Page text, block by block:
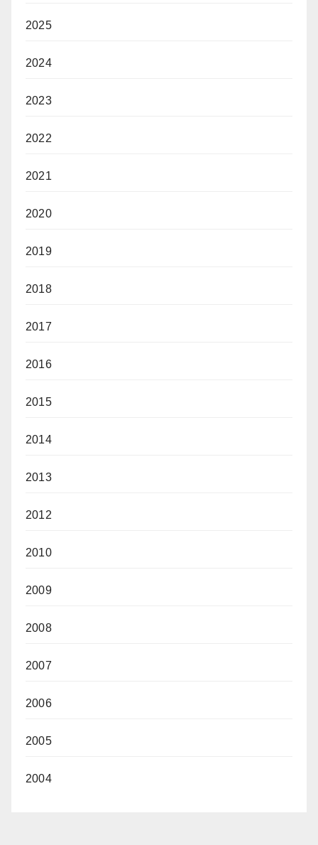
2025
2024
2023
2022
2021
2020
2019
2018
2017
2016
2015
2014
2013
2012
2010
2009
2008
2007
2006
2005
2004